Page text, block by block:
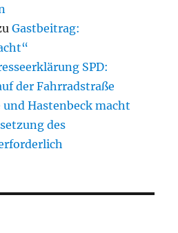
Gastbeitrag:
SPD:
der Fahrradstraße
Hastenbeck macht
des